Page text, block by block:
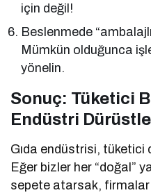
için değil!
Beslenmede
Mümkün olduğunca
yönelin.
Sonuç: Tüketici
Endüstri
Gıda endüstrisi, tüketici
Eğer bizler her “doğal”
sepete atarsak,